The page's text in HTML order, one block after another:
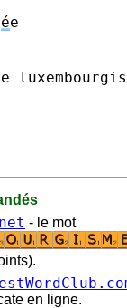
ée
- le mot
en ligne.